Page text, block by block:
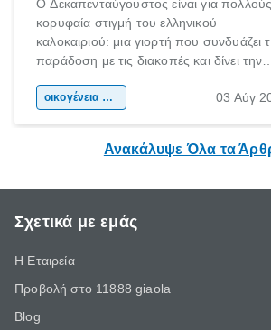
Ο Δεκαπενταύγουστος είναι για
κορυφαία στιγμή του ελληνικού
καλοκαιριού: μια γιορτή που συνδυάζει
παράδοση με τις διακοπές και δίνει την
χώρας. Είτε πρόκειται για λίγες μέρες
οικογένεια & παιδί 03 Αύγ
Ανακάλυψε Όλα τα
Σχετικά με εμάς
Η Εταιρεία
Προβολή στο 11888 giaola
Blog